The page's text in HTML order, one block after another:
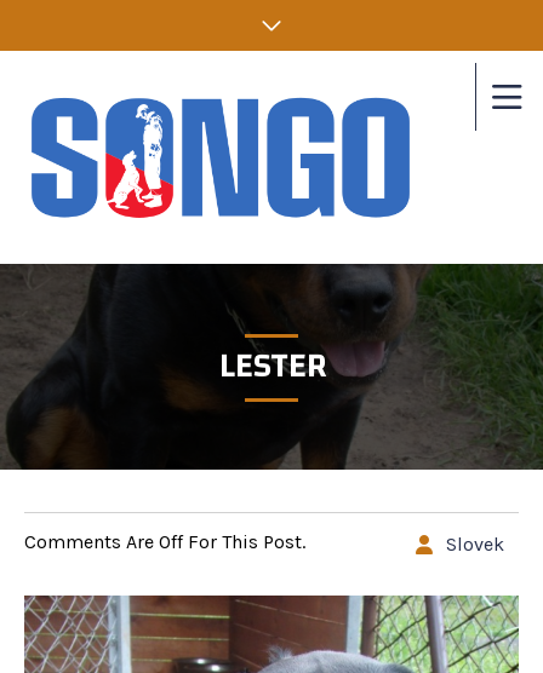
LESTER
Slovek
Comments Are Off For This Post.